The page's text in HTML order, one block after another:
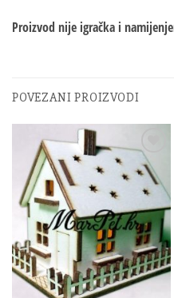
Proizvod nije igračka i
POVEZANI PROIZVODI